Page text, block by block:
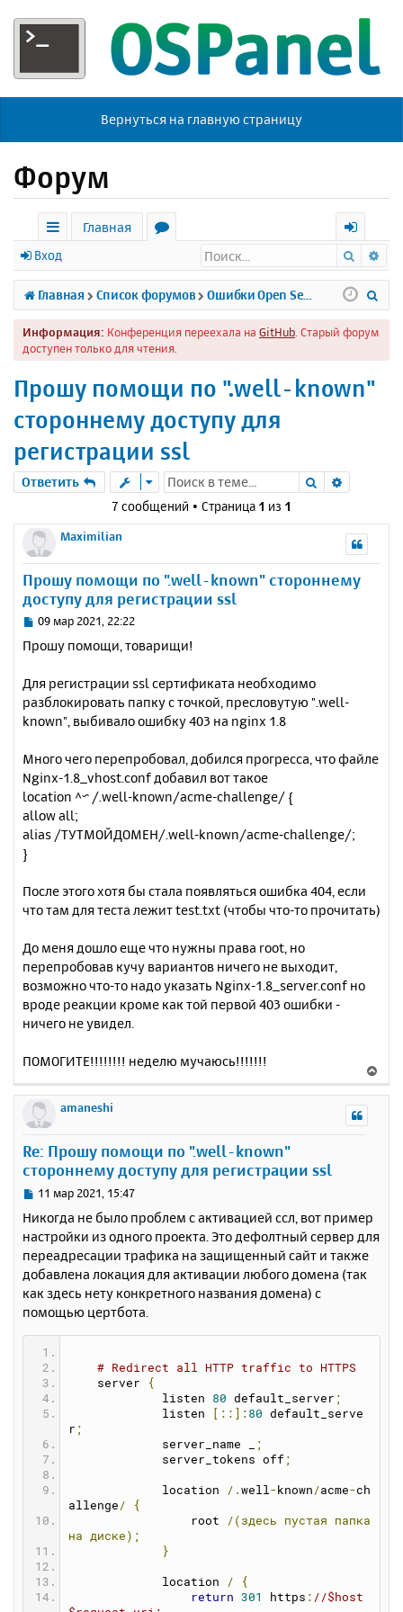
Вернуться на главную страницу
Форум
с
ы
л
к
Главная
р
у
м
х
о
д
Вход Поиск
Главная Список форумов
Информация: Конференция переехала на GitHub . Старый форум
доступен только для чтения.
Прошу помощи по ".well-known"
стороннему доступу для
регистрации ssl
Ответить Поиск
7 сообщений • Страница 1 из 1
Maximilian
Прошу помощи по ".well-known" стороннему
доступу для регистрации ssl
С
о
щ
е
н
09 мар 2021, 22:22
Прошу помощи, товарищи!
Для регистрации ssl сертификата необходимо
разблокировать папку с точкой, пресловутую ".well-
known", выбивало ошибку 403 на nginx 1.8
Много чего перепробовал, добился прогресса, что файле
Nginx-1.8_vhost.conf добавил вот такое
location ^~ /.well-known/acme-challenge/ {
allow all;
alias /ТУТМОЙДОМЕН/.well-known/acme-challenge/;
}
После этого хотя бы стала появляться ошибка 404, если
что там для теста лежит test.txt (чтобы что-то прочитать)
До меня дошло еще что нужны права root, но
перепробовав кучу вариантов ничего не выходит,
возможно что-то надо указать Nginx-1.8_server.conf но
вроде реакции кроме как той первой 403 ошибки -
ничего не увидел.
ПОМОГИТЕ!!!!!!!! неделю мучаюсь!!!!!!!
е
amaneshi
Re: Прошу помощи по ".well-known"
стороннему доступу для регистрации ssl
С
о
б
щ
е
н
е
11 мар 2021, 15:47
Никогда не было проблем с активацией ссл, вот пример
настройки из одного проекта. Это дефолтный сервер для
переадресации трафика на защищенный сайт и также
добавлена локация для активации любого домена (так
как здесь нету конкретного названия домена) с
помощью цертбота.
# Redirect all HTTP traffic to HTTPS
    server
{
	     listen
80 default_server ;
	     listen
[::]: 80 default_serve
r ;
	     server_name _
;
             server_tokens off
;
             location
/. well- known /acme-ch
allenge /
{
                 root
/(здесь пустая
папка
на диске);
}
	     location
/
{
return 301 https : //$host